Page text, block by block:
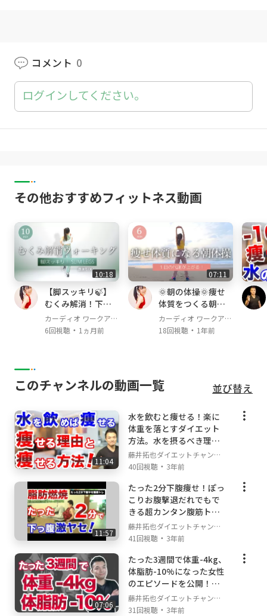
●藤井拓也オンラインショップ
https://ftakuya.official.ec/
●藤井拓也ツイッター
https://twitter.com/Fujii_Takuya
anding?follow=%40425goujh&lp=Sv0ERB&li
ff_id=1656799860-JoGOrbOW
●藤井拓也セカンドチャンネル
https://www.youtube.com/channel/UCwB9D
QhzR13he82iUhoMmaw
●インスタ
https://www.instagram.com/taku0241/
※現在、毎週土日21時〜22時
筋トレ・ダイエット相談YouTubeライブを行っ
ぜひご参加ください。
コメント 0
ログインしてください。
その他おすすめフィットネス動画
10:18
【脚スッキリ🍃】
むくみ解消！下半
身の巡りを整える
室内ウォーキング
カーディオ ワークアウ
ト / Cardio Workout
6回視聴・ 1ヵ月前
07:11
🌞朝の体操🌞痩せ
体質をつくる朝習
慣！朝のやさしい
体操で代謝を上げ
カーディオ ワークアウ
ト / Cardio Workout
18回視聴・ 1年前
このチャンネルの動画一覧 並び替え
11:04
水を飲むと痩せる！楽に
体重を落とすダイエット
方法。水を摂るべき理由
を解説します。
藤井拓也ダイエットチャンネ
ル
40回視聴 ・ 3年前
11:57
たった2分下腹痩せ！ぽっ
こりお腹撃退だれでもで
きる超カンタン腹筋トレ
ーニングを実演解説しま
す！
藤井拓也ダイエットチャンネ
ル
41回視聴 ・ 3年前
07:06
たった3週間で体重-4kg、
体脂肪-10%になった女性
のエピソードを公開！
【ダイエット】
藤井拓也ダイエットチャンネ
ル
31回視聴 ・ 3年前